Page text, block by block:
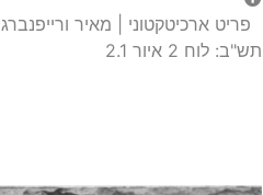
פריט ארכיטקטוני | מאיר ורייפנברג
תש"ב: לוח 2 איור 2.1